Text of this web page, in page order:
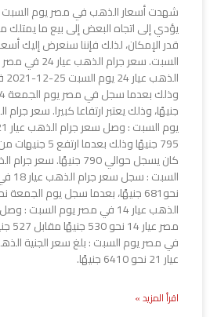
شهدت أسعار الذهب في مصر يوم السبت
يؤدي إلى اتجاه البعض إلى بيع ما
قدر الإمكان، لذلك فإننا سنعرض إليك
السبت. سعر
795 جنيهًا وذلك
الذهب عيار 14 في مصر يوم
مصر
في مصر يوم السبت : بلغ سعر الجنية
عيار 21 نحو 6410 جنيهًا.
اقرأ المزيد »